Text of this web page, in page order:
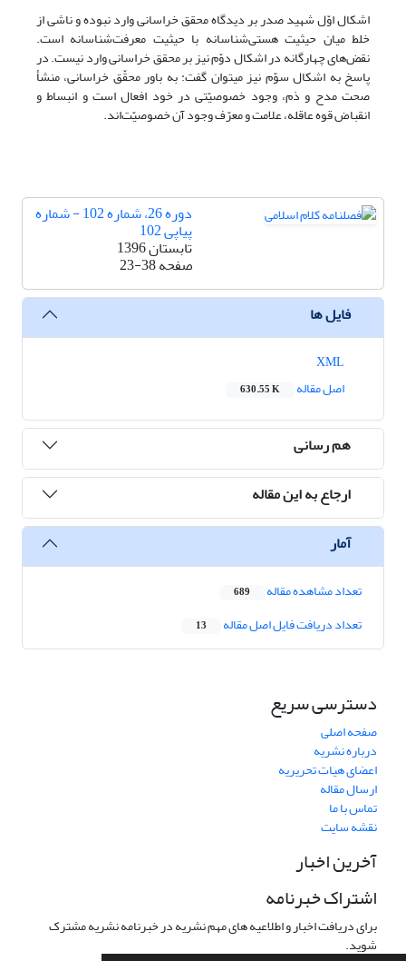
اشکال اوّل شهید صدر بر دیدگاه محقق خراسانی وارد نبوده و ناشی از
خلط میان حیثیت هستی‌شناسانه با حیثیت معرفت‌شناسانه است.
نقض‌های چهارگانه در اشکال دوّم نیز بر محقق خراسانی وارد نیست. در
پاسخ به اشکال سوّم نیز می­توان گفت: به باور محقّق خراسانی، منشأ
صحت مدح و ذم، وجود خصوصیّتی در خود افعال است و انبساط و
انقباض قوه عاقله، علامت و معرّف وجود آن خصوصیّت‌اند.
دوره 26، شماره 102 - شماره
پیاپی 102
تابستان 1396
صفحه23-38
فایل ها
اصل مقاله
630.55 K
هم رسانی
ارجاع به این مقاله
آمار
تعداد مشاهده مقاله 689
تعداد دریافت فایل اصل مقاله 13
دسترسی سریع
صفحه اصلی
درباره نشریه
اعضای هیات تحریریه
ارسال مقاله
تماس با ما
نقشه سایت
آخرین اخبار
اشتراک خبرنامه
برای دریافت اخبار و اطلاعیه های مهم نشریه در خبرنامه نشریه مشترک
شوید.